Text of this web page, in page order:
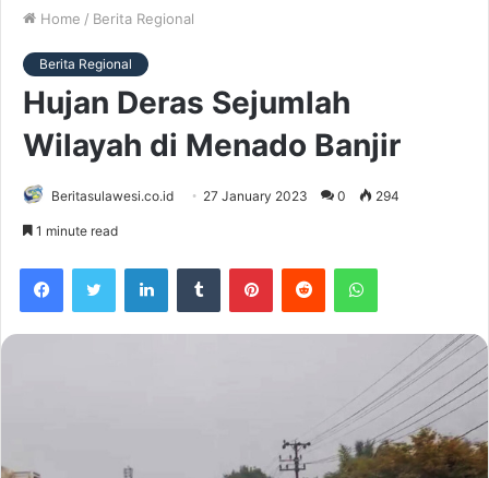
Home / Berita Regional
Berita Regional
Hujan Deras Sejumlah
Wilayah di Menado Banjir
Beritasulawesi.co.id 27 January 2023 0 294
1 minute read